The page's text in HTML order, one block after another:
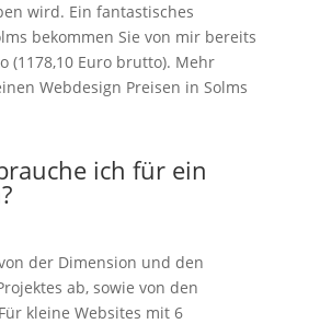
wird. Ein fantastisches
bekommen Sie von mir bereits
(1178,10 Euro brutto). Mehr
Webdesign Preisen in Solms
ich für ein
der Dimension und den
ab, sowie von den
kleine Websites mit 6